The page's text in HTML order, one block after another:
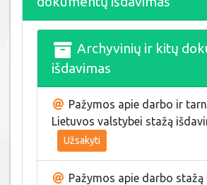
Archyvinių ir kitų
išdavimas
Pažymos apie darbo ir
Lietuvos valstybei stažą
Užsakyti
Pažymos apie darbo stažą